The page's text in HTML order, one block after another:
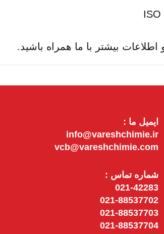
اطلاعات بیشتر با ما همراه باشید.
ایمیل ما :
info@vareshchimie.ir
vcb@vareshchimie.com
شماره تماس :
021-42283
021-88537702
021-88537703
021-88537704